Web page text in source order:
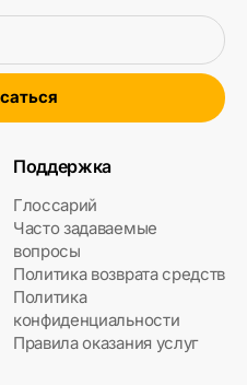
Поддержка
Глоссарий
Часто задаваемые
вопросы
Политика возврата средств
Политика
конфиденциальности
Правила оказания услуг